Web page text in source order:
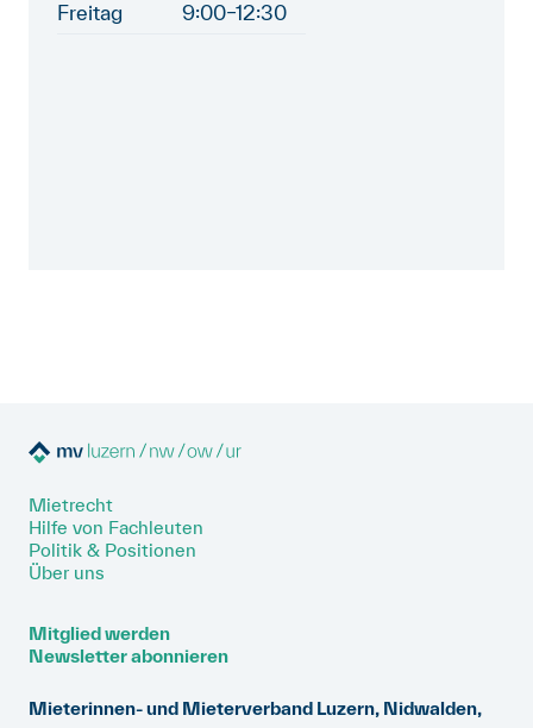
Freitag
9:00–12:30
Mietrecht
Hilfe von Fachleuten
Politik & Positionen
Über uns
Mitglied werden
Newsletter abonnieren
Mieterinnen- und Mieterverband Luzern, Nidwalden,